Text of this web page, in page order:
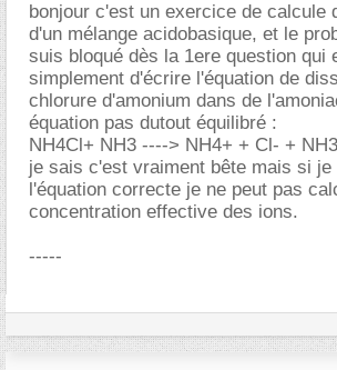
bonjour c'est un exercice de calcule
d'un mélange acidobasique, et le
suis bloqué dès la 1ere question qui
simplement d'écrire l'équation de
chlorure d'amonium dans de
équation pas dutout équilibré :
NH4Cl+ NH3 ----> NH4+ + Cl- +
je sais c'est vraiment bête mais si je
l'équation correcte je ne peut pas
concentration effective des ions.
-----